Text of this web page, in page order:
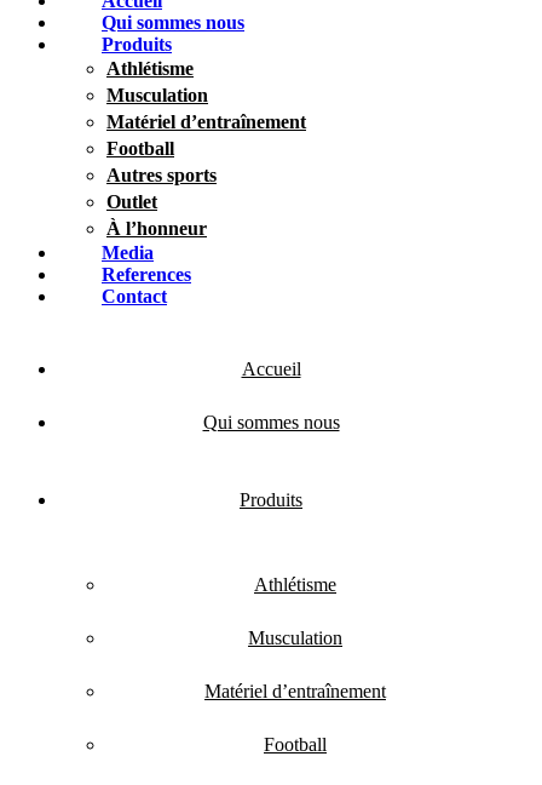
Qui sommes nous
Produits
Athlétisme
Musculation
Matériel d’entraînement
Football
Autres sports
Outlet
À l’honneur
Media
References
Contact
Accueil
Qui sommes nous
Produits
Athlétisme
Musculation
Matériel d’entraînement
Football